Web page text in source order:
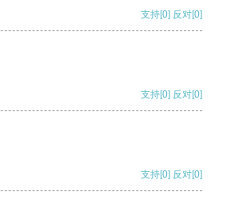
支持[0] 反对[0]
支持[0] 反对[0]
支持[0] 反对[0]